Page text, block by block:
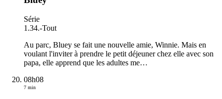
Série
1.34.-Tout
Au parc, Bluey se fait une nouvelle amie, Winnie. Mais en
voulant l'inviter à prendre le petit déjeuner chez elle avec son
papa, elle apprend que les adultes me…
08h08
7 min